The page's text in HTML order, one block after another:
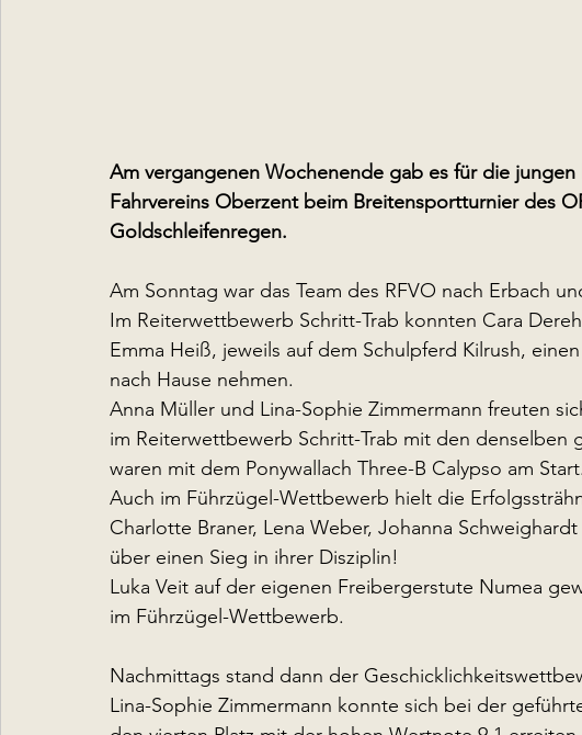
Am vergangenen Wochenende gab es für die
Fahrvereins Oberzent beim Breitensportturnier des
Goldschleifenregen.
Am Sonntag war das Team des RFVO nach Erbach
Im Reiterwettbewerb Schritt-Trab konnten Cara
Emma Heiß, jeweils auf dem Schulpferd Kilrush,
nach Hause nehmen.
Anna Müller und Lina-Sophie Zimmermann freuten
im Reiterwettbewerb Schritt-Trab mit den denselben
waren mit dem Ponywallach Three-B Calypso am Start.
Auch im Führzügel-Wettbewerb hielt die
Charlotte Braner, Lena Weber, Johanna
über einen Sieg in ihrer Disziplin!
Luka Veit auf der eigenen Freibergerstute Numea
im Führzügel-Wettbewerb.
Nachmittags stand dann der
Lina-Sophie Zimmermann konnte sich bei der